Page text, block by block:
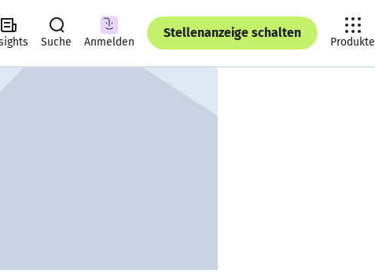
Suche Anmelden
Stellenanzeige schalten
Produkte